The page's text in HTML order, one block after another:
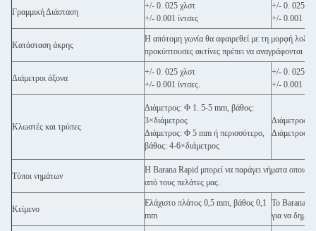
Γραμμική Διάσταση
+/- 0. 025 χλστ
+/- 0.001 ίντσες
+/- 0. 025
+/- 0.001
Κατάσταση άκρης
Η απότομη γωνία θα αφαιρεθεί με τη μορφή
προκύπτουσες ακτίνες πρέπει να αναγράφονται
Διάμετροι άξονα
+/- 0. 025 χλστ
+/- 0.001 ίντσες.
+/- 0. 025
+/- 0.001
Κλωστές και τρύπες
Διάμετρος: Φ 1. 5-5 mm, βάθος:
3×διάμετρος
Διάμετρος: Φ 5 mm ή περισσότερο,
βάθος: 4-6×διάμετρος
Διάμετρος:
Διάμετρος:
Τύποι νημάτων
Η Barana Rapid μπορεί να παράγει νήματα
από τους πελάτες μας.
Κείμενο
Ελάχιστο πλάτος 0,5 mm, βάθος 0,1
mm
Το Barana
για να